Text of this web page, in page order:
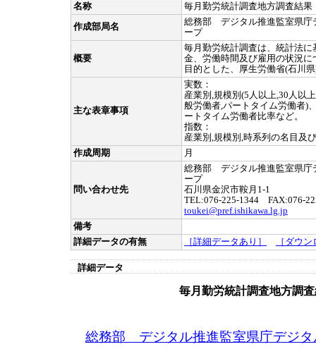
名称
毎月勤労統計調査地方調査結果
作成部局名
総務部 デジタル推進監室県庁
ープ
概要
毎月勤労統計調査は、統計法
金、労働時間及び雇用の状況
目的とした、厚生労働省(石川
主な表章事項
実数：
産業別,規模別(5人以上,30人以
般労働者,パートタイム労働者)
ートタイム労働者比率など。
指数：
産業別,規模別,時系列の名目及
作成周期
月
問い合わせ先
総務部 デジタル推進監室県庁
ープ
石川県金沢市鞍月1-1
TEL:076-225-1344 FAX:076-
toukei@pref.ishikawa.lg.jp
備考
詳細データの有無
［詳細データあり］ ［ダウ
詳細データ
毎月勤労統計調査地方調
総務部 デジタル推進監室県庁デジ